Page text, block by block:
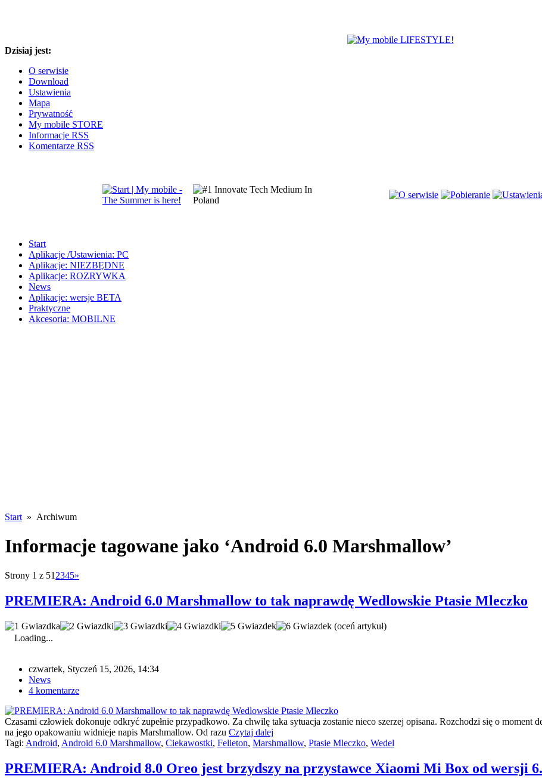
Dzisiaj jest:
O serwisie
Download
Ustawienia
Mapa
Prywatność
My mobile STORE
Informacje RSS
Komentarze RSS
Start
Aplikacje /Ustawienia: PC
Aplikacje: NIEZBĘDNE
Aplikacje: ROZRYWKA
News
Aplikacje: wersje BETA
Praktyczne
Akcesoria: MOBILNE
Start » Archiwum
Informacje tagowane jako ‘Android 6.0 Marshmallow’
Strony 1 z 51 2345»
PREMIERA: Android 6.0 Marshmallow to tak naprawdę Wedlowskie Ptasie Mleczko
(oceń artykuł)
Loading...
czwartek, Styczeń 15, 2026, 14:34
News
4 komentarze
Czasami człowiek dokonuje odkryć zupełnie przypadkowo. Za chwilę taka sytuacja zostanie nieco szerzej opisana. Rozchodzi się o
na jego opakowaniu widnieje napis Marshmallow. Od razu Czytaj dalej
Tagi: Android, Android 6.0 Marshmallow, Ciekawostki, Felieton, Marshmallow, Ptasie Mleczko, Wedel
PREMIERA: Android 8.0 Oreo jest brzydszy na przystawce Xiaomi Mi Box od wersji